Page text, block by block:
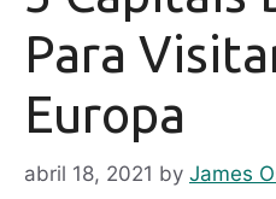
Para
Europa
abril 18, 2021 by James